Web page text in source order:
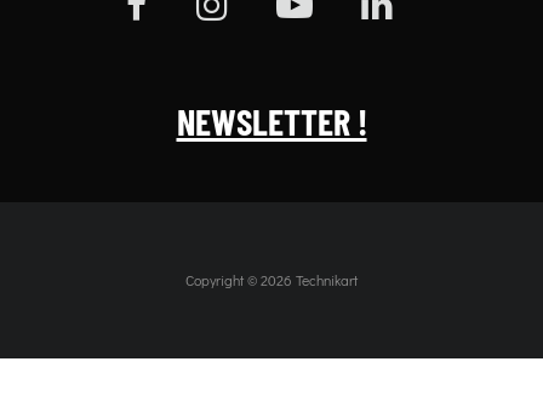
NEWSLETTER !
Copyright © 2026 Technikart